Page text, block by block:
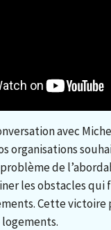
avec
organisations
de
les obstacles qui
Cette